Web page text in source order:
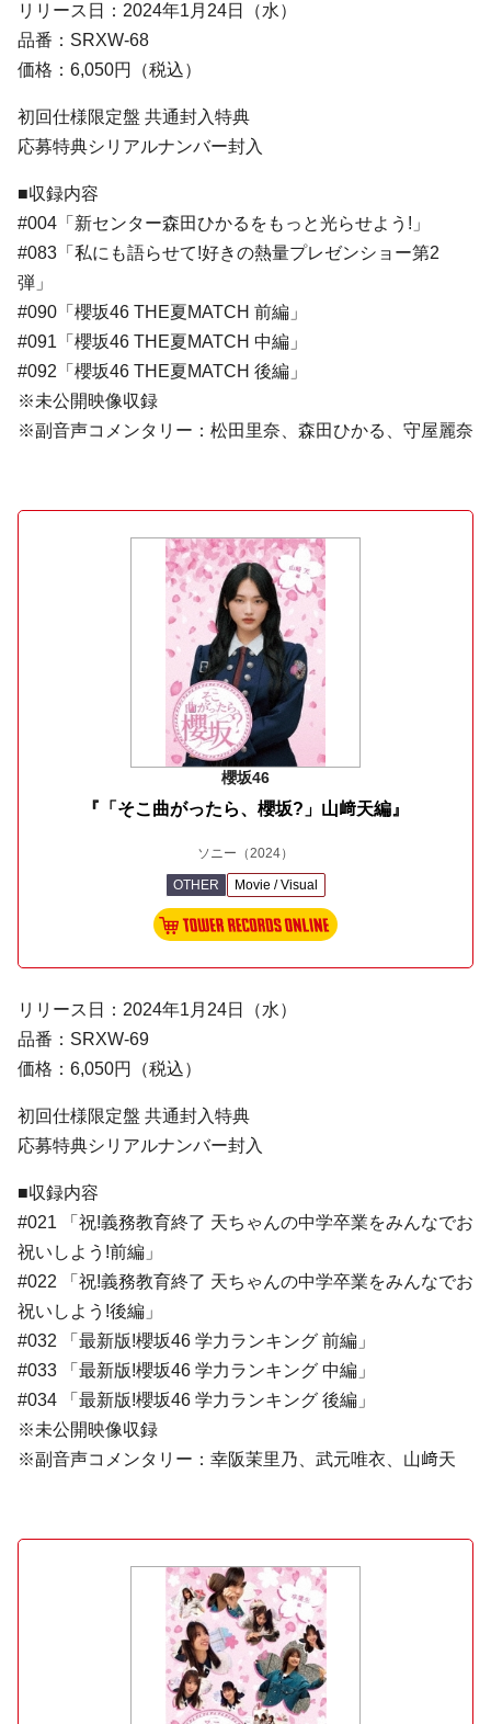
リリース日：2024年1月24日（水）
品番：SRXW-68
価格：6,050円（税込）
初回仕様限定盤 共通封入特典
応募特典シリアルナンバー封入
■収録内容
#004「新センター森田ひかるをもっと光らせよう!」
#083「私にも語らせて!好きの熱量プレゼンショー第2
弾」
#090「櫻坂46 THE夏MATCH 前編」
#091「櫻坂46 THE夏MATCH 中編」
#092「櫻坂46 THE夏MATCH 後編」
※未公開映像収録
※副音声コメンタリー：松田里奈、森田ひかる、守屋麗奈
櫻坂46
『「そこ曲がったら、櫻坂?」山﨑天編』
ソニー （2024）
OTHER Movie / Visual
リリース日：2024年1月24日（水）
品番：SRXW-69
価格：6,050円（税込）
初回仕様限定盤 共通封入特典
応募特典シリアルナンバー封入
■収録内容
#021 「祝!義務教育終了 天ちゃんの中学卒業をみんなでお
祝いしよう!前編」
#022 「祝!義務教育終了 天ちゃんの中学卒業をみんなでお
祝いしよう!後編」
#032 「最新版!櫻坂46 学力ランキング 前編」
#033 「最新版!櫻坂46 学力ランキング 中編」
#034 「最新版!櫻坂46 学力ランキング 後編」
※未公開映像収録
※副音声コメンタリー：幸阪茉里乃、武元唯衣、山﨑天